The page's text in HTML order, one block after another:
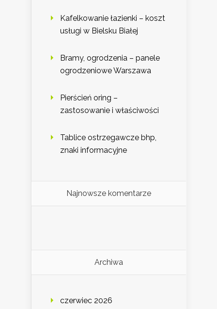
Kafelkowanie łazienki – koszt
usługi w Bielsku Białej
Bramy, ogrodzenia – panele
ogrodzeniowe Warszawa
Pierścień oring –
zastosowanie i właściwości
Tablice ostrzegawcze bhp,
znaki informacyjne
Najnowsze komentarze
Archiwa
czerwiec 2026